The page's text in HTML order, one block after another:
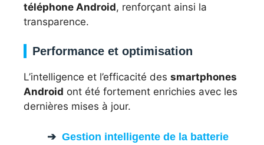
téléphone Android, renforçant ainsi la
transparence.
Performance et optimisation
L’intelligence et l’efficacité des smartphones
Android ont été fortement enrichies avec les
dernières mises à jour.
Gestion intelligente de la batterie